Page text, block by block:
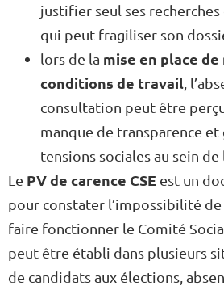
justifier seul ses
qui peut fragiliser son
lors de la mise en place
conditions de travail ,
consultation peut être
manque de transparence et
tensions sociales au sein de
Le PV de carence CSE est un
pour constater l’impossibilité
faire fonctionner le Comité
peut être établi dans plusieurs
de candidats aux élections,